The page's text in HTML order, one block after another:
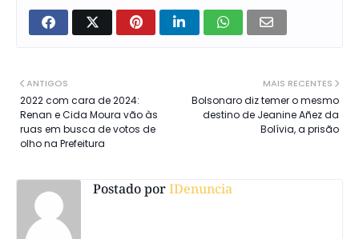
MAIS RECENTES
Bolsonaro diz temer o mesmo
destino de Jeanine Añez da
Bolívia, a prisão
ANTIGOS
2022 com cara de 2024:
Renan e Cida Moura vão às
ruas em busca de votos de
olho na Prefeitura
Postado porIDenuncia